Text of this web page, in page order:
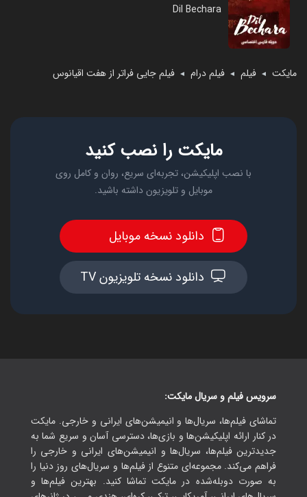
مایکت ◄ فیلم ◄ فیلم درام ◄ فیلم جایی فراتر از هفت اقیانوس
Dil Bechara
مایکت را نصب کنید
با نصب اپلیکیشن، تجربه‌ای سریع، روان و کامل روی
موبایل و تلویزیون داشته باشید.
دانلود نسخه موبایل
دانلود نسخه تلویزیون TV
سرویس فیلم و سریال مایکت:
تماشای فیلم‌ها، سریال‌ها و انیمیشن‌های ایرانی و خارجی. مایکت
در کنار ارائه اپلیکیشن‌ها و بازی‌ها، دسترسی آسان و سریع شما به
جدیدترین فیلم‌ها، سریال‌ها و انیمیشن‌های ایرانی و خارجی را
فراهم می‌کند. مجموعه‌ای متنوع از فیلم‌ها و سریال‌های روز دنیا را
به صورت دوبله‌شده در مایکت تماشا کنید. بهترین فیلم‌ها و